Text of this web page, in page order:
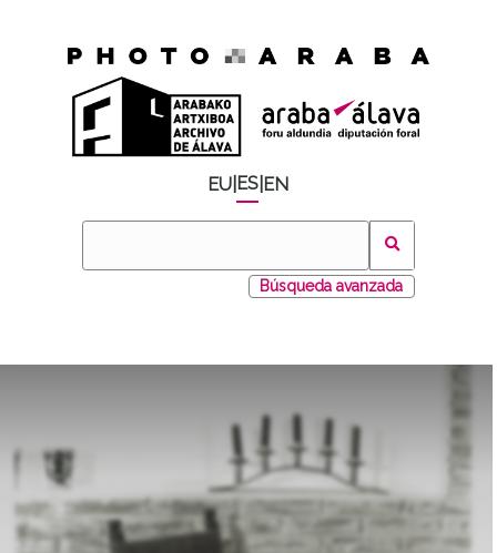
EU ES EN
Búsqueda avanzada